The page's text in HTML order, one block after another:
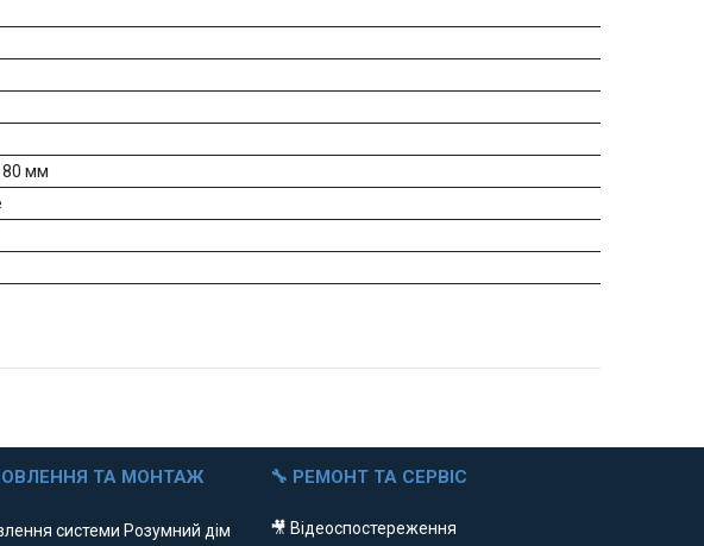
мм
ТА МОНТАЖ
системи Розумний дім
🔧 РЕМОНТ ТА СЕРВІС
🎥 Відеоспостереження